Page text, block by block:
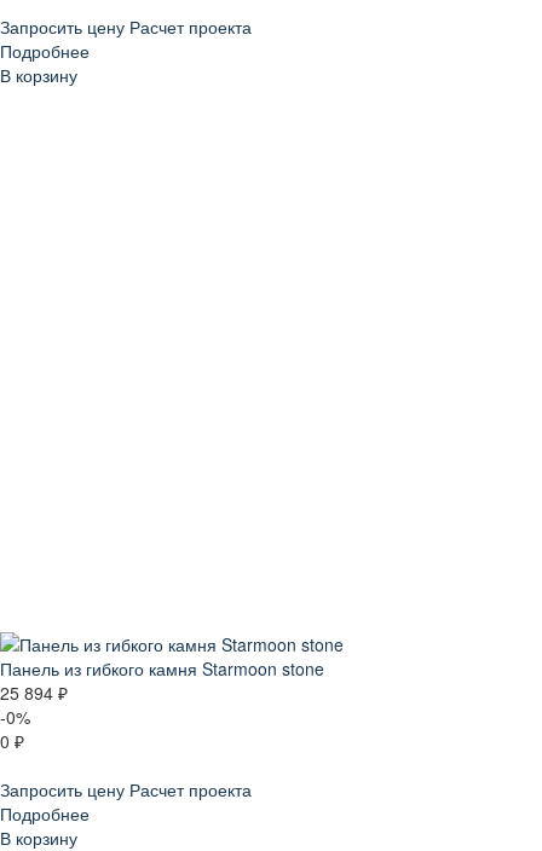
Запросить цену Расчет проекта
Подробнее
В корзину
Панель из гибкого камня Starmoon stone
25 894 ₽
-0%
0 ₽
Запросить цену Расчет проекта
Подробнее
В корзину